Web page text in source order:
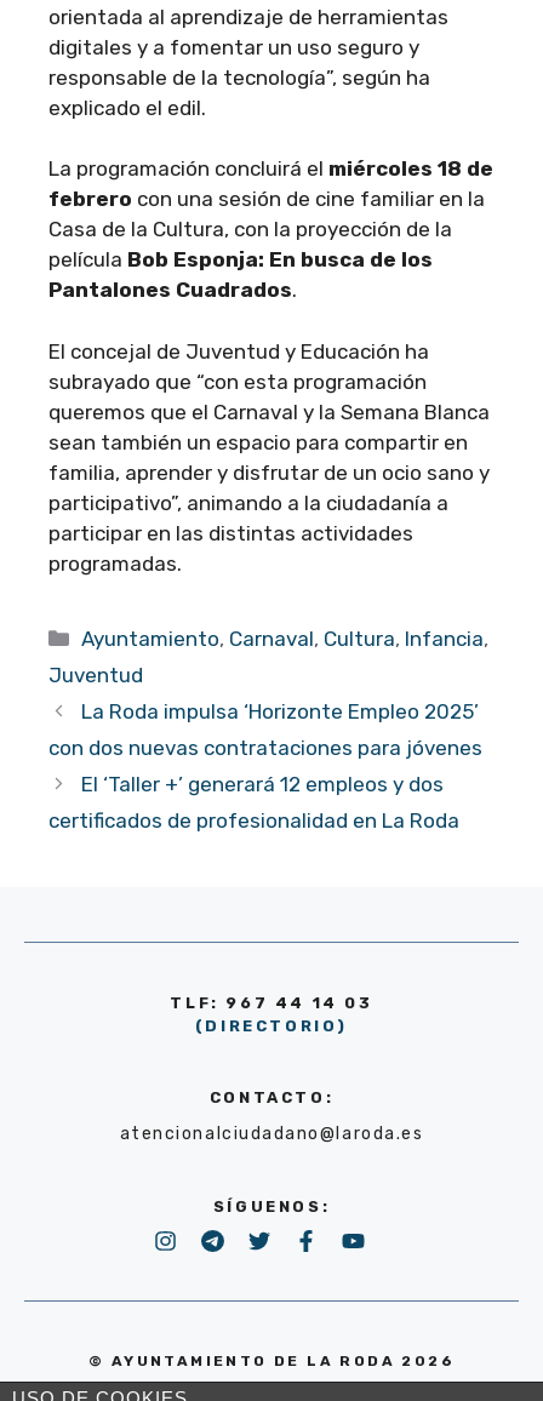
orientada al aprendizaje de herramientas
digitales y a fomentar un uso seguro y
responsable de la tecnología”, según ha
explicado el edil.
La programación concluirá el miércoles 18 de
febrero con una sesión de cine familiar en la
Casa de la Cultura, con la proyección de la
película Bob Esponja: En busca de los
Pantalones Cuadrados.
El concejal de Juventud y Educación ha
subrayado que “con esta programación
queremos que el Carnaval y la Semana Blanca
sean también un espacio para compartir en
familia, aprender y disfrutar de un ocio sano y
participativo”, animando a la ciudadanía a
participar en las distintas actividades
programadas.
Categorías
Ayuntamiento, Carnaval, Cultura, Infancia,
Juventud
La Roda impulsa ‘Horizonte Empleo 2025’
con dos nuevas contrataciones para jóvenes
El ‘Taller +’ generará 12 empleos y dos
certificados de profesionalidad en La Roda
TLF: 967 44 14 03
(DIRECTORIO)
CONTACTO:
atencionalciudadano@laroda.es
SÍGUENOS:
© AYUNTAMIENTO DE LA RODA 2026